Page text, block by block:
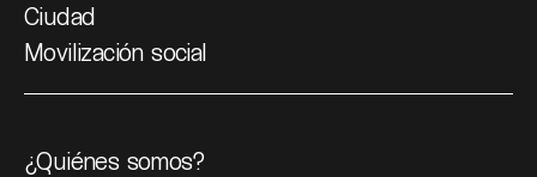
Ciudad
Movilización social
¿Quiénes somos?